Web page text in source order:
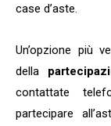
case d’aste.
Un’opzione più
della
contattate
partecipare